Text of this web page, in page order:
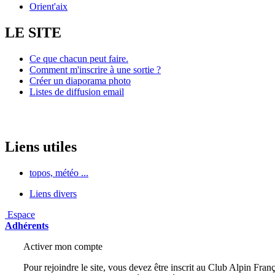
Orient'aix
LE SITE
Ce que chacun peut faire.
Comment m'inscrire à une sortie ?
Créer un diaporama photo
Listes de diffusion email
Liens utiles
topos, météo ...
Liens divers
Espace
Adhérents
Activer mon compte
Pour rejoindre le site, vous devez être inscrit au Club Alpin